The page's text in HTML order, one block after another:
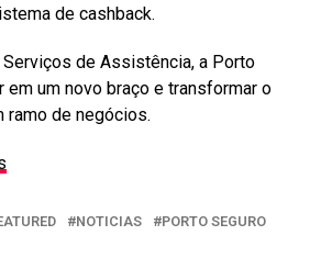
de cashback.
Serviços de Assistência, a Porto
em um novo braço e transformar o
ramo de negócios.
NOTICIAS
PORTO SEGURO